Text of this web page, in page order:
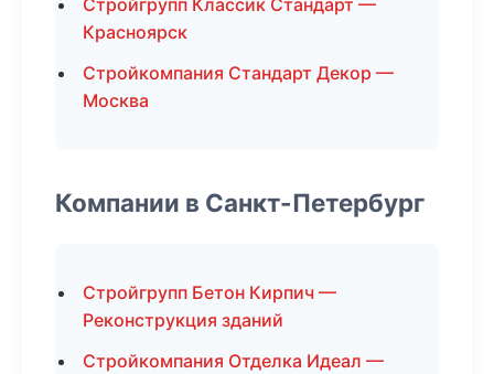
Стройгрупп Классик Стандарт —
Красноярск
Стройкомпания Стандарт Декор —
Москва
Компании в Санкт-Петербург
Стройгрупп Бетон Кирпич —
Реконструкция зданий
Стройкомпания Отделка Идеал —